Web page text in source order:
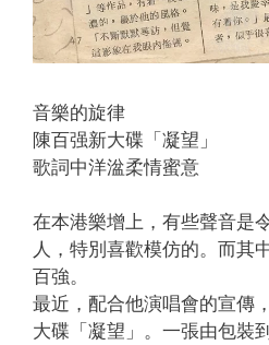
音樂的旋律
陳百强新大碟「凝望」
歌詞中洋湓柔情蜜意
在本港樂增上，有些聲音是
人，特別喜歡模仿的。而其
百強。
最近，配合他演唱會的宣傳
大碟「凝望」。一張由包裝